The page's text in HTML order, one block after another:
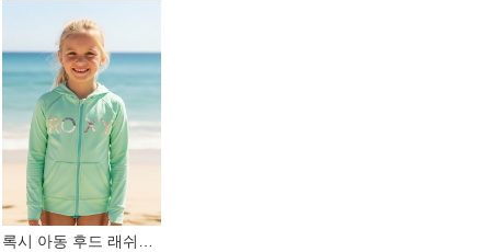
록시 아동 후드 래쉬가드 GT764MRX